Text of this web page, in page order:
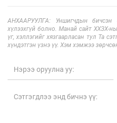
АНХААРУУЛГА: Уншигчдын бичсэн
хүлээхгүй болно. Манай сайт ХХЗХ-
үг, хэллэгийг хязгаарласан тул Та
хүндэтгэн үзнэ үү. Хэм хэмжээ